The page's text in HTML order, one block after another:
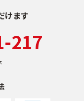
けます
217